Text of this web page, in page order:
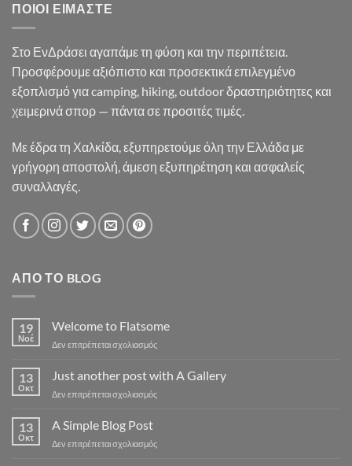
ΠΟΙΟΙ ΕΊΜΑΣΤΕ
Στο ΕνΔράσει αγαπάμε τη φύση και την περιπέτεια.
Προσφέρουμε αξιόπιστο και προσεκτικά επιλεγμένο
εξοπλισμό για camping, hiking, outdoor δραστηριότητες και
χειμερινά σπορ — πάντα σε προσιτές τιμές.
Με έδρα τη Χαλκίδα, εξυπηρετούμε όλη την Ελλάδα με
γρήγορη αποστολή, άμεση εξυπηρέτηση και ασφαλείς
συναλλαγές.
ΑΠΌ ΤΟ BLOG
19
Νοέ
Welcome to Flatsome
Δεν επιτρέπεται σχολιασμόςστο
to
13
Οκτ
Just another post with A Gallery
Δεν επιτρέπεται σχολιασμόςστο
with
13
Οκτ
A Simple Blog Post
Δεν επιτρέπεται σχολιασμόςστο